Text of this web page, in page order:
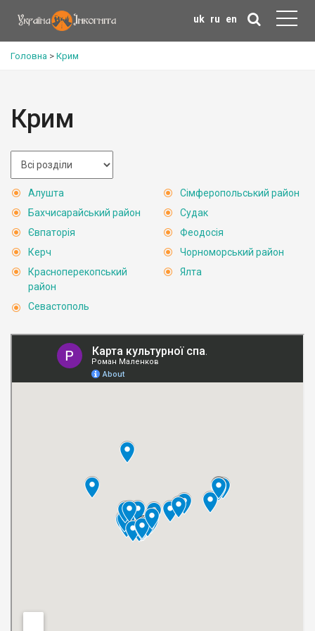
uk ru en
Головна > Крим
Крим
Алушта
Бахчисарайський район
Євпаторія
Керч
Красноперекопський
район
Севастополь
Сімферопольський район
Судак
Феодосія
Чорноморський район
Ялта